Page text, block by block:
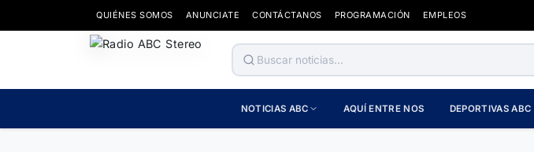
QUIÉNES SOMOS ANUNCIATE CONTÁCTANOS PROGRAMACIÓN EMPLEOS
NOTICIAS ABC AQUÍ ENTRE NOS DEPORTIVAS ABC